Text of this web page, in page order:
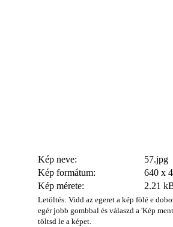
Kép neve:
57.jpg
Kép formátum:
640 x
Kép mérete:
2.21
Letöltés: Vidd az egeret a kép fölé e
egér jobb gombbal és válaszd a 'Kép
töltsd le a képet.